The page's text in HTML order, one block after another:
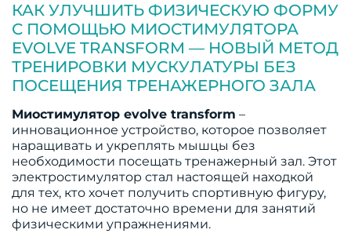
КАК УЛУЧШИТЬ ФИЗИЧЕСКУЮ ФОРМУ
С ПОМОЩЬЮ МИОСТИМУЛЯТОРА
EVOLVE TRANSFORM — НОВЫЙ МЕТОД
ТРЕНИРОВКИ МУСКУЛАТУРЫ БЕЗ
ПОСЕЩЕНИЯ ТРЕНАЖЕРНОГО ЗАЛА
Миостимулятор evolve transform –
инновационное устройство, которое позволяет
наращивать и укреплять мышцы без
необходимости посещать тренажерный зал. Этот
электростимулятор стал настоящей находкой
для тех, кто хочет получить спортивную фигуру,
но не имеет достаточно времени для занятий
физическими упражнениями.